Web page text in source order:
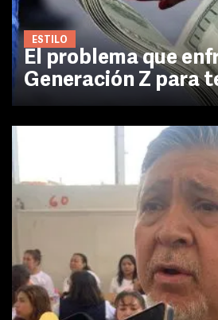
ESTILO
El problema que
Generación Z para